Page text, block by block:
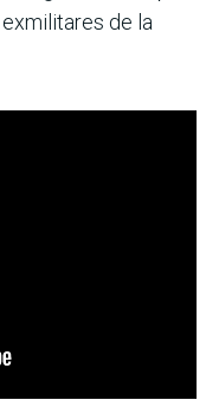
de la